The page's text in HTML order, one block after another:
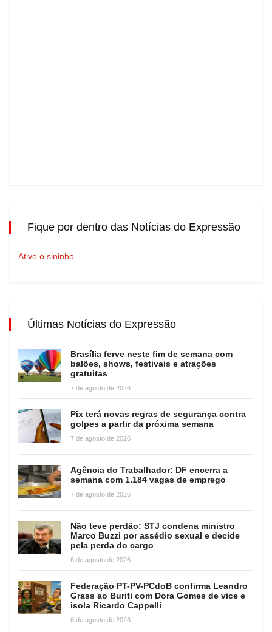
Fique por dentro das Notícias do Expressão
Ative o sininho
Últimas Notícias do Expressão
Brasília ferve neste fim de semana com
balões, shows, festivais e atrações
gratuitas
7 de agosto de 2026
Pix terá novas regras de segurança contra
golpes a partir da próxima semana
7 de agosto de 2026
Agência do Trabalhador: DF encerra a
semana com 1.184 vagas de emprego
7 de agosto de 2026
Não teve perdão: STJ condena ministro
Marco Buzzi por assédio sexual e decide
pela perda do cargo
6 de agosto de 2026
Federação PT-PV-PCdoB confirma Leandro
Grass ao Buriti com Dora Gomes de vice e
isola Ricardo Cappelli
6 de agosto de 2026